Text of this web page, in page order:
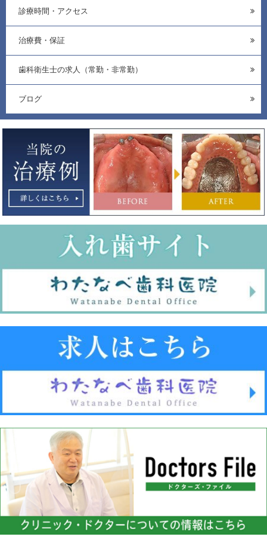
診療時間・アクセス
治療費・保証
歯科衛生士の求人（常勤・非常勤）
ブログ